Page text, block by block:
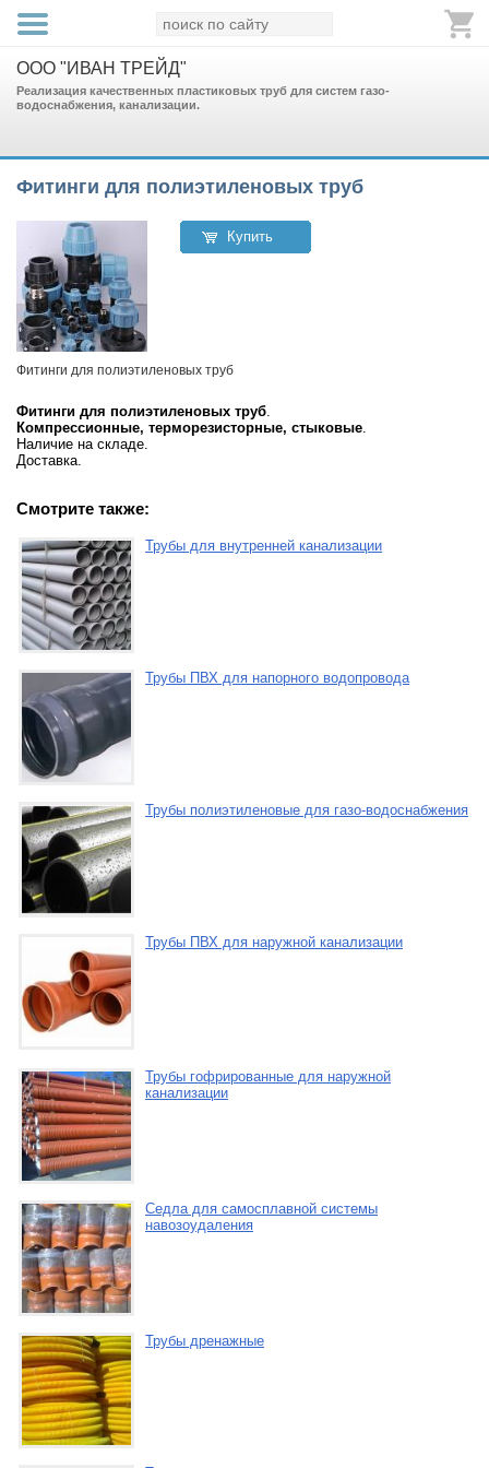
ООО "ИВАН ТРЕЙД"
Реализация качественных пластиковых труб для систем газо-
водоснабжения, канализации.
Фитинги для полиэтиленовых труб
Купить
Фитинги для полиэтиленовых труб
Фитинги для полиэтиленовых труб.
Компрессионные, терморезисторные, стыковые.
Наличие на складе.
Доставка.
Смотрите также:
Трубы для внутренней канализации
Трубы ПВХ для напорного водопровода
Трубы полиэтиленовые для газо-водоснабжения
Трубы ПВХ для наружной канализации
Трубы гофрированные для наружной
канализации
Седла для самосплавной системы
навозоудаления
Трубы дренажные